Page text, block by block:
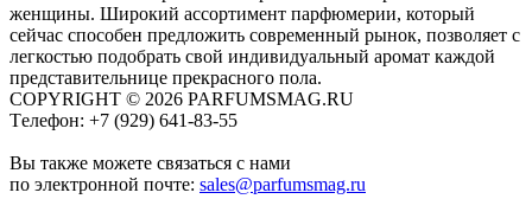
женщины. Широкий ассортимент парфюмерии, который
сейчас способен предложить современный рынок, позволяет с
легкостью подобрать свой индивидуальный аромат каждой
представительнице прекрасного пола.
COPYRIGHT © 2026 PARFUMSMAG.RU
Tелефон: +7 (929) 641-83-55
Вы также можете связаться с нами
по электронной почте: sales@parfumsmag.ru